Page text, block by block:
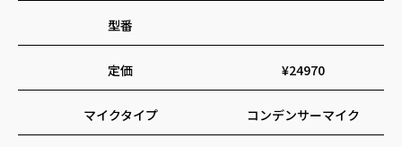
型番
定価 ¥24970
マイクタイプ コンデンサーマイク